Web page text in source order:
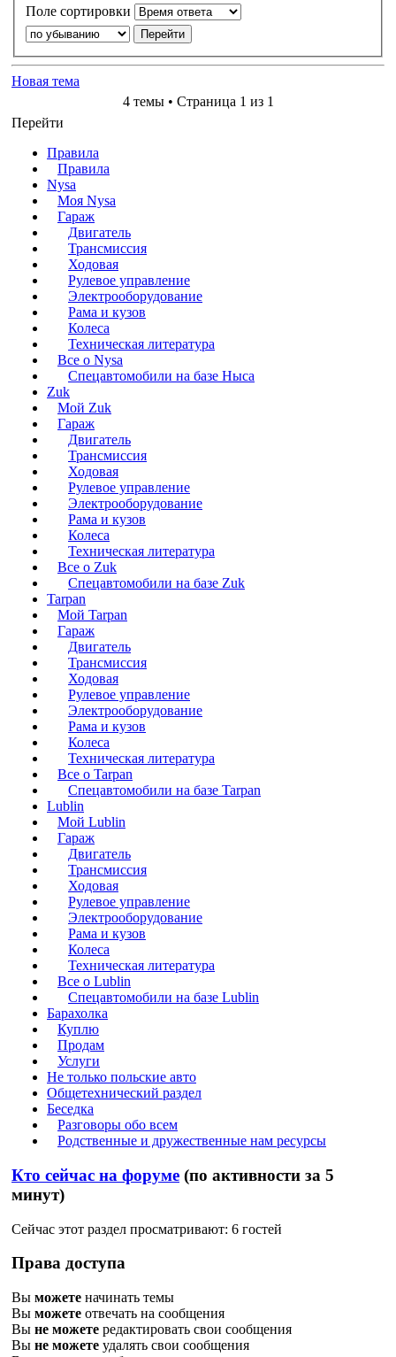
Поле сортировки
Новая тема
4 темы • Страница 1 из 1
Перейти
Правила
Правила
Nysa
Моя Nysa
Гараж
Двигатель
Трансмиссия
Ходовая
Рулевое управление
Электрооборудование
Рама и кузов
Колеса
Техническая литература
Все о Nysa
Спецавтомобили на базе Ныса
Zuk
Мой Zuk
Гараж
Двигатель
Трансмиссия
Ходовая
Рулевое управление
Электрооборудование
Рама и кузов
Колеса
Техническая литература
Все о Zuk
Спецавтомобили на базе Zuk
Tarpan
Мой Tarpan
Гараж
Двигатель
Трансмиссия
Ходовая
Рулевое управление
Электрооборудование
Рама и кузов
Колеса
Техническая литература
Все о Tarpan
Спецавтомобили на базе Tarpan
Lublin
Мой Lublin
Гараж
Двигатель
Трансмиссия
Ходовая
Рулевое управление
Электрооборудование
Рама и кузов
Колеса
Техническая литература
Все о Lublin
Спецавтомобили на базе Lublin
Барахолка
Куплю
Продам
Услуги
Не только польские авто
Общетехнический раздел
Беседка
Разговоры обо всем
Родственные и дружественные нам ресурсы
Кто сейчас на форуме (по активности за 5
минут)
Сейчас этот раздел просматривают: 6 гостей
Права доступа
Вы можете начинать темы
Вы можете отвечать на сообщения
Вы не можете редактировать свои сообщения
Вы не можете удалять свои сообщения